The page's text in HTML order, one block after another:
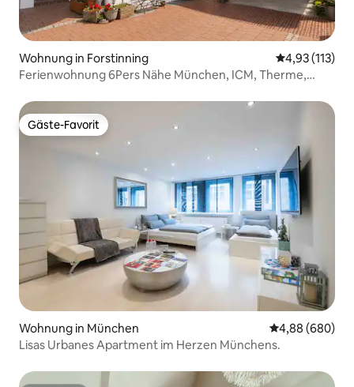
Wohnung in Forstinning
4,93 (113)
Ferienwohnung 6Pers Nähe München, ICM, Therme,
Gäste-Favorit
Gäste-Favorit
Wohnung in München
4,88 (680)
Lisas Urbanes Apartment im Herzen Münchens.